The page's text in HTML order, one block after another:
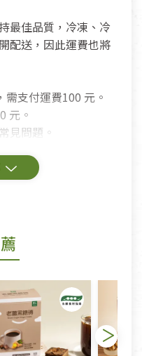
最佳品質，冷凍、冷
配送，因此運費也將
支付運費100 元。
元。
見問題。
七天鑑賞期商品」情
受退換貨.
免費鑑賞期(含例假
用或被汙損(除商品